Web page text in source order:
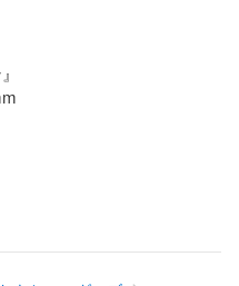
フリーレン フィギュアが